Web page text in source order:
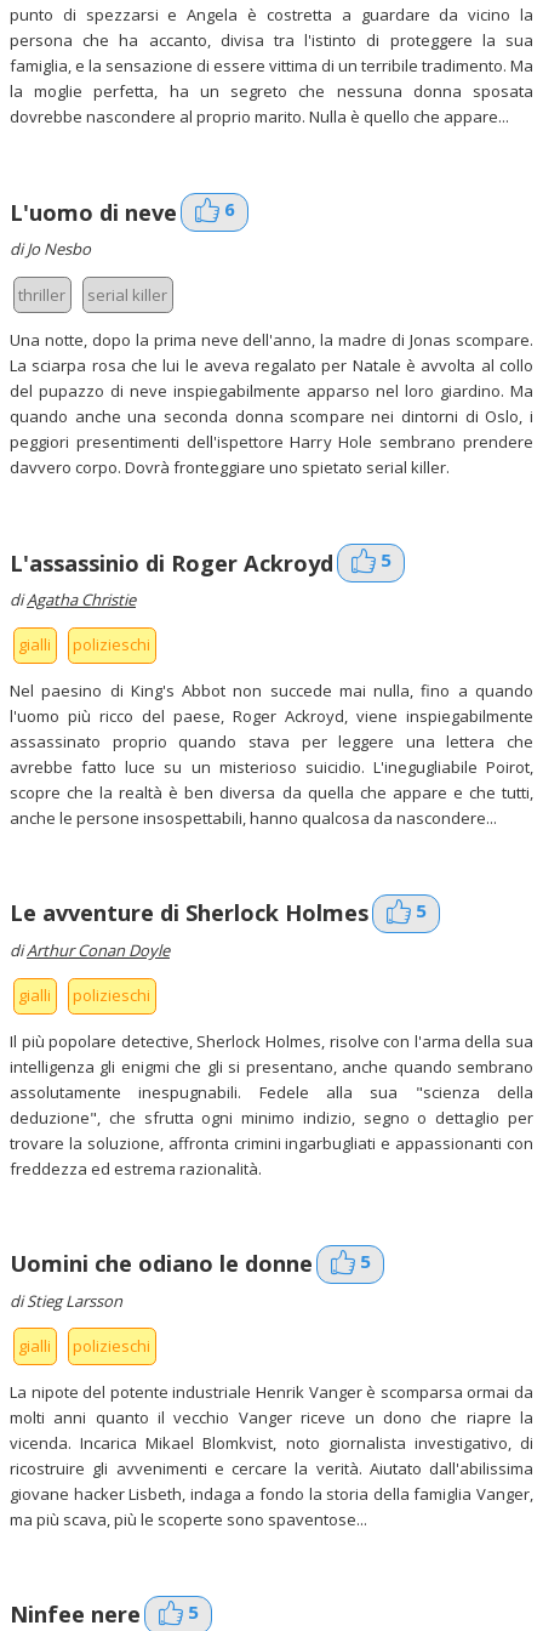
punto di spezzarsi e Angela è costretta a guardare da vicino la
persona che ha accanto, divisa tra l'istinto di proteggere la sua
famiglia, e la sensazione di essere vittima di un terribile tradimento. Ma
la moglie perfetta, ha un segreto che nessuna donna sposata
dovrebbe nascondere al proprio marito. Nulla è quello che appare...
L'uomo di neve 6
di Jo Nesbo
thriller serial killer
Una notte, dopo la prima neve dell'anno, la madre di Jonas scompare.
La sciarpa rosa che lui le aveva regalato per Natale è avvolta al collo
del pupazzo di neve inspiegabilmente apparso nel loro giardino. Ma
quando anche una seconda donna scompare nei dintorni di Oslo, i
peggiori presentimenti dell'ispettore Harry Hole sembrano prendere
davvero corpo. Dovrà fronteggiare uno spietato serial killer.
L'assassinio di Roger Ackroyd 5
diAgatha Christie
gialli polizieschi
Nel paesino di King's Abbot non succede mai nulla, fino a quando
l'uomo più ricco del paese, Roger Ackroyd, viene inspiegabilmente
assassinato proprio quando stava per leggere una lettera che
avrebbe fatto luce su un misterioso suicidio. L'inegugliabile Poirot,
scopre che la realtà è ben diversa da quella che appare e che tutti,
anche le persone insospettabili, hanno qualcosa da nascondere...
Le avventure di Sherlock Holmes 5
diArthur Conan Doyle
gialli polizieschi
Il più popolare detective, Sherlock Holmes, risolve con l'arma della sua
intelligenza gli enigmi che gli si presentano, anche quando sembrano
assolutamente inespugnabili. Fedele alla sua "scienza della
deduzione", che sfrutta ogni minimo indizio, segno o dettaglio per
trovare la soluzione, affronta crimini ingarbugliati e appassionanti con
freddezza ed estrema razionalità.
Uomini che odiano le donne 5
di Stieg Larsson
gialli polizieschi
La nipote del potente industriale Henrik Vanger è scomparsa ormai da
molti anni quanto il vecchio Vanger riceve un dono che riapre la
vicenda. Incarica Mikael Blomkvist, noto giornalista investigativo, di
ricostruire gli avvenimenti e cercare la verità. Aiutato dall'abilissima
giovane hacker Lisbeth, indaga a fondo la storia della famiglia Vanger,
ma più scava, più le scoperte sono spaventose...
Ninfee nere 5